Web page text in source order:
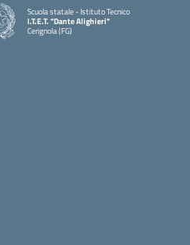
Scuola statale - Istituto Tecnico
I.T.E.T. "Dante Alighieri"
Cerignola (FG)
— Visita la pagina iniziale della scuola